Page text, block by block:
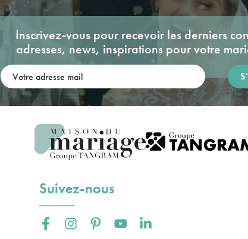
Inscrivez-vous pour recevoir les derniers
adresses, news, inspirations pour votre
Votre adresse mail:
Suivez-nous
Facebook :Instagram :Pinterest :Youtube :Linkedin :